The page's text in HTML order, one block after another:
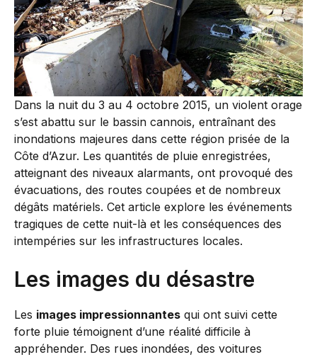
Dans la nuit du 3 au 4 octobre 2015, un violent orage
s’est abattu sur le bassin cannois, entraînant des
inondations majeures dans cette région prisée de la
Côte d’Azur. Les quantités de pluie enregistrées,
atteignant des niveaux alarmants, ont provoqué des
évacuations, des routes coupées et de nombreux
dégâts matériels. Cet article explore les événements
tragiques de cette nuit-là et les conséquences des
intempéries sur les infrastructures locales.
Les images du désastre
Les images impressionnantes qui ont suivi cette
forte pluie témoignent d’une réalité difficile à
appréhender. Des rues inondées, des voitures